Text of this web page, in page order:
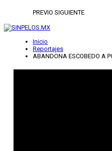
PREVIO SIGUIENTE
Inicio
Reportajes
ABANDONA ESCOBEDO A